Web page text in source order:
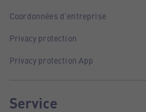
Coordonnées d'entreprise
Privacy protection
Privacy protection App
Service